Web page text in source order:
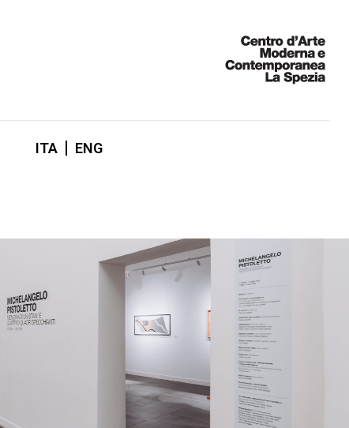
ITA ENG